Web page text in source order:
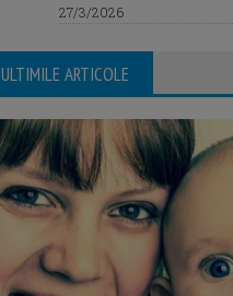
27/3/2026
ULTIMILE ARTICOLE